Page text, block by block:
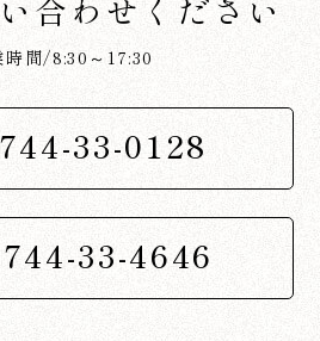
合わせください
間/8:30～17:30
33-0128
33-4646